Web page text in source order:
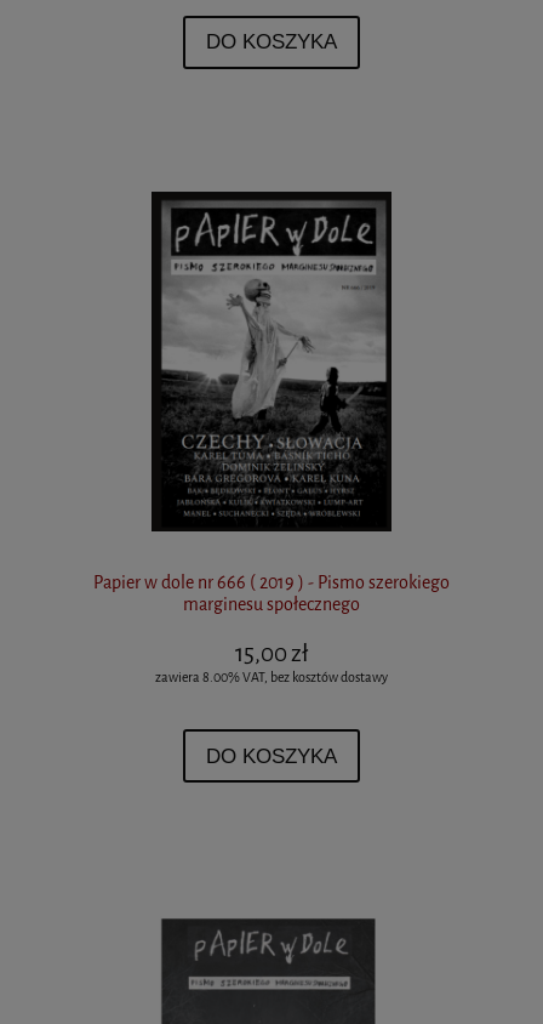
DO KOSZYKA
Papier w dole nr 666 ( 2019 ) - Pismo szerokiego
marginesu społecznego
15,00 zł
zawiera 8.00% VAT, bez kosztów dostawy
DO KOSZYKA